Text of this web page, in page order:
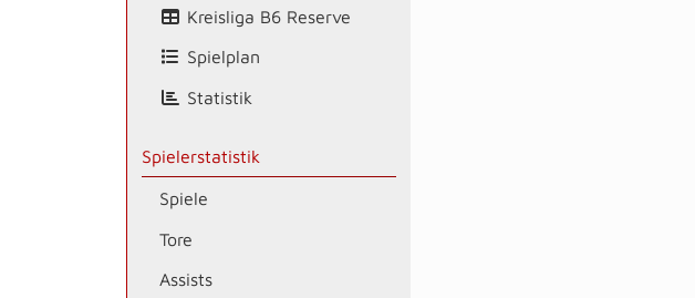
Kreisliga B6 Reserve
Spielplan
Statistik
Spielerstatistik
Spiele
Tore
Assists